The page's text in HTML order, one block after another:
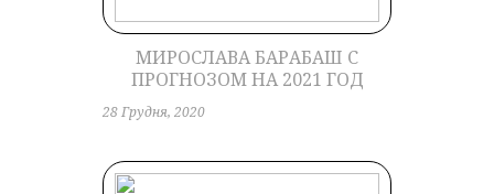
МИРОСЛАВА БАРАБАШ С
ПРОГНОЗОМ НА 2021 ГОД
28 Грудня, 2020